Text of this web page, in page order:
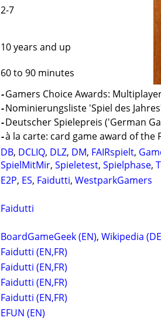
2-7
10 years and up
60 to 90 minutes
-Gamers Choice Awards:
-Nominierungsliste 'Spiel des
-Deutscher Spielepreis ('German
-à la carte: card game award of the
DB, DCLIQ, DLZ, DM, FAIRspielt,
SpielMitMir, Spieletest, Spielphase,
E2P, ES, Faidutti, WestparkGamers
Faidutti
BoardGameGeek (EN), Wikipedia
Faidutti (EN,FR)
Faidutti (EN,FR)
Faidutti (EN,FR)
Faidutti (EN,FR)
EFUN (EN)